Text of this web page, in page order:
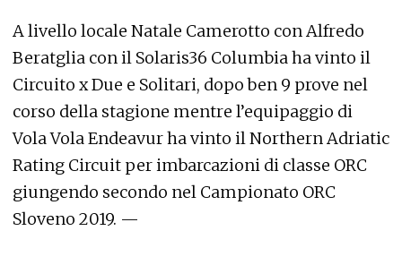
A livello locale Natale Camerotto con Alfredo
Beratglia con il Solaris36 Columbia ha vinto il
Circuito x Due e Solitari, dopo ben 9 prove nel
corso della stagione mentre l’equipaggio di
Vola Vola Endeavur ha vinto il Northern Adriatic
Rating Circuit per imbarcazioni di classe ORC
giungendo secondo nel Campionato ORC
Sloveno 2019. —